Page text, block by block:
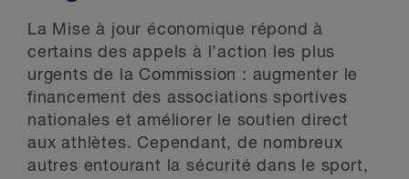
La Mise à jour économique répond à
certains des appels à l’action les plus
urgents de la Commission : augmenter le
financement des associations sportives
nationales et améliorer le soutien direct
aux athlètes. Cependant, de nombreux
autres entourant la sécurité dans le sport,